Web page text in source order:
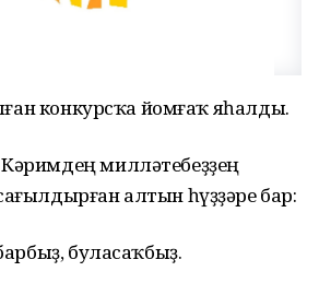
конкурсҡа йомғаҡ яһалды.
милләтебеҙҙең
алтын һүҙҙәре бар:
буласаҡбыҙ.